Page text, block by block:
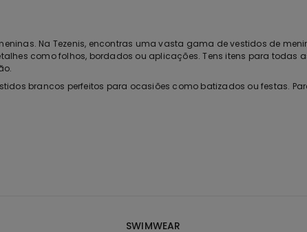
Na Tezenis, encontras uma vasta gama de vestidos de
como folhos, bordados ou aplicações. Tens itens para todas
brancos perfeitos para ocasiões como batizados ou festas.
tens opções de vestidos em azul e em muitas outras cores
SWIMWEAR